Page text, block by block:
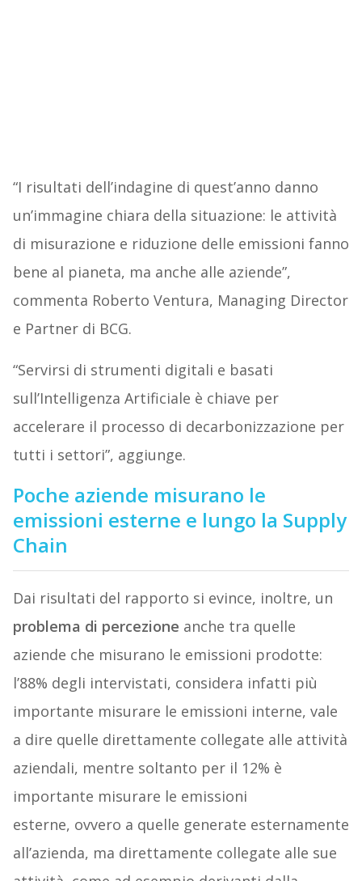
“I risultati dell’indagine di quest’anno danno
un’immagine chiara della situazione: le attività
di misurazione e riduzione delle emissioni fanno
bene al pianeta, ma anche alle aziende”,
commenta Roberto Ventura, Managing Director
e Partner di BCG.
“Servirsi di strumenti digitali e basati
sull’Intelligenza Artificiale è chiave per
accelerare il processo di decarbonizzazione per
tutti i settori”, aggiunge.
Poche aziende misurano le
emissioni esterne e lungo la Supply
Chain
Dai risultati del rapporto si evince, inoltre, un
problema di percezione anche tra quelle
aziende che misurano le emissioni prodotte:
l’88% degli intervistati, considera infatti più
importante misurare le emissioni interne, vale
a dire quelle direttamente collegate alle attività
aziendali, mentre soltanto per il 12% è
importante misurare le emissioni
esterne, ovvero a quelle generate esternamente
all’azienda, ma direttamente collegate alle sue